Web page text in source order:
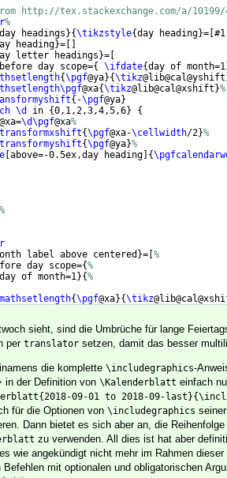
http://tex.stackexchange.com/a/10199/
%
day headings }{\tikzstyle{day heading}= #1
heading}=
letter headings }=
day scope=
{ \ifdate{day of month=1
{\pgf@ya}{\tikz@lib@cal@yshift
@xa{\tikz@lib@cal@xshift }%
{ -\pgf@ya}
\d in {0,1,2,3,4,5,6}
{
@xa=\d\pgf@xa%
{\pgf@xa-\cellwidth/2}%
{\pgf@ya}%
above=-0.5ex,day heading {
%
label above centered }= %
day scope=
{%
day of month=1}{%
{\pgf@xa}{\tikz
sieht, sind die Umbrüche für lange
per translator setzen, damit das besser
die komplette \includegraphics-
in der Definition von \Kalenderblatt einfach
09-01 to 2018-09-
für die Optionen von \includegraphics
Dann bietet es sich aber an, die
zu verwenden. All dies ist hat aber
wie angekündigt nicht mehr im Rahmen
Befehlen mit optionalen und obligatorischen